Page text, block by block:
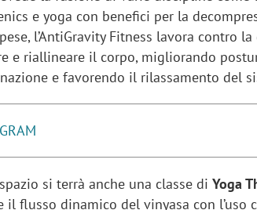
e yoga con benefici per la
l’AntiGravity Fitness lavora contro
e riallineare il corpo, migliorando
e favorendo il rilassamento del
si terrà anche una classe diYoga
il flusso dinamico del vinyasa con l’uso
di Deloitte Digital:
Ricerche di